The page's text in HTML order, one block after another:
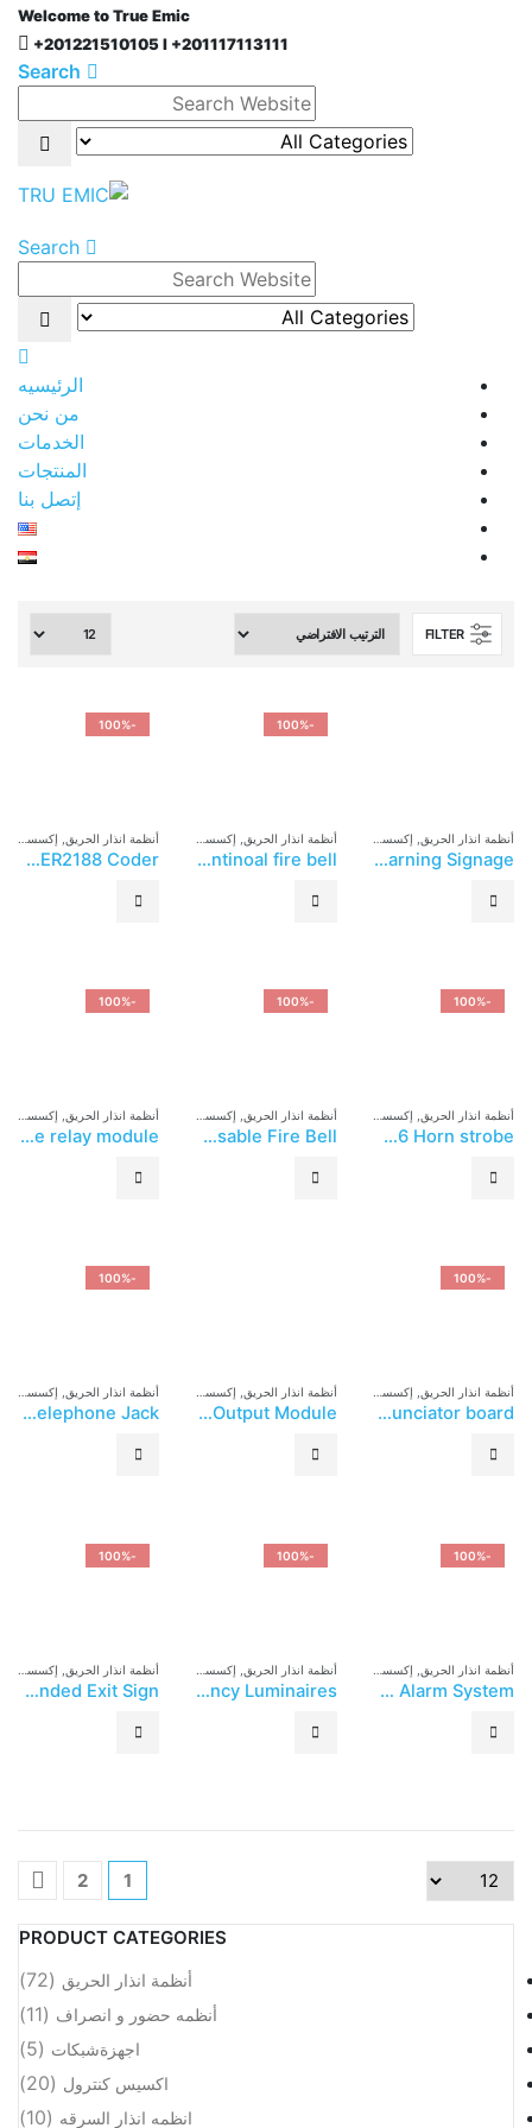
Welcome to True Emic
+201221510105 l +201117113111
Search
Search
الرئيسيه
من نحن
الخدمات
المنتجات
إتصل بنا
FILTER
أنظمة انذار الحريق إكسسوارات إنذار الحريق
ASENWARE Fire Alarm System – AW-GRS2158 Gas Release Warning Signage
-100%
أنظمة انذار الحريق إكسسوارات إنذار الحريق
ASENWARE Fire Alarm System – AW-CBL2166 Asenware conventinoal fire bell
-100%
أنظمة انذار الحريق إكسسوارات إنذار الحريق
ASENWARE Fire Alarm System – AW-CODER2188 Coder
-100%
أنظمة انذار الحريق إكسسوارات إنذار الحريق
ASENWARE Fire Alarm System – AW-D106 Horn strobe
-100%
أنظمة انذار الحريق إكسسوارات إنذار الحريق
ASENWARE Fire Alarm System – AW-D109 Addressable Fire Bell
-100%
أنظمة انذار الحريق إكسسوارات إنذار الحريق
ASENWARE Fire Alarm System – AW-D113 Addressable relay module
-100%
أنظمة انذار الحريق إكسسوارات إنذار الحريق
ASENWARE Fire Alarm System – AW-D116 Addressable annunciator board
أنظمة انذار الحريق إكسسوارات إنذار الحريق
ASENWARE Fire Alarm System – AW-D319 Addressable System Input Output Module
-100%
أنظمة انذار الحريق إكسسوارات إنذار الحريق
ASENWARE Fire Alarm System – Aw-D501 Asenware 2 Wire Bus Addressable Fire Telephone Jack
-100%
أنظمة انذار الحريق إكسسوارات إنذار الحريق
ASENWARE Fire Alarm System – AW-EL102 Remote Indicator For Fire Alarm System
-100%
أنظمة انذار الحريق إكسسوارات إنذار الحريق
ASENWARE Fire Alarm System – AW-EL202 With Switch Type Twin Emergency Luminaires
-100%
أنظمة انذار الحريق إكسسوارات إنذار الحريق
ASENWARE Fire Alarm System – AW-EL301 Emergency LED Light Suspended Exit Sign
1
2
PRODUCT CATEGORIES
أنظمة انذار الحريق (72)
أنظمه حضور و انصراف (11)
اجهزةشبكات (5)
اكسيس كنترول (20)
انظمه انذار السرقه (10)